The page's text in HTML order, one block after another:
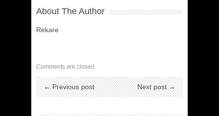
About The Author
Rekare
Comments are closed.
← Previous post Next post →